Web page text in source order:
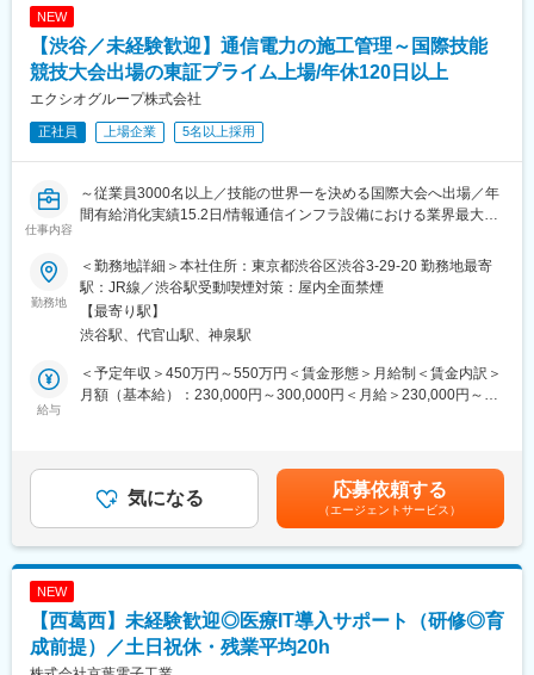
グループ会社やパートナー会社とのかかわりや大手ゼネコン様な
ど他社との関りで得たコミュニケーション力や、人とのつながり
は後々役立つことが多いです。
・安全・安心なICT社会の構築に向けて、ブロードバンドサービス
で、通信キャリアの全ての通信設備について、企画・設計から施
工・運用・保守までの一貫した質の高いサービスを全国規模で提
データセンタ、公的機関のサーバールームの構築等、重要ライフ
ラインの電力設備構築にも実績があります。
・資格取得制度も充実しておりますので、大型案件をこなし、経
験値を積み重ねることで難関資格の習得も可能です。自身が積算
に携わった建物が形となって地図上に載り、社会を支えるという
ご自身やご家族に誇れるキャリアを築いていただけると思いま
新入社員研修として導入研修・基礎研修・専門分野研修・2年目ス
テップアップ研修など研修体制が充実しており、技能研修や資格
取得の支援・通信教育制度など充実しております。
■当社について
ストップで行っております
NEW
【渋谷／未経験歓迎】通信電力の施工管理～国際技能
競技大会出場の東証プライム上場/年休120日以上
エクシオグループ株式会社
正社員 上場企業 5名以上採用
仕事内容
～従業員3000名以上／技能の世界一を決める国際大会へ出場／年
間有給消化実績15.2日/情報通信インフラ設備における業界最大手
■仕事内容
通信キャリアのネットワーク設備に電力供給する設備の施工管理
を担当頂きます。主にNTTグループの建物内の現場が中心です。
・工事資料作成
・現場作業指揮
・安全品質指示など
ご入社後はスキル・ご経験に合わせて、現場OJTにて社内ルール
捗や安全品質を管理し現場を統括する現場代理人やそれに準ずる
現場責任者を目指していただきます。
グループ会社やパートナー会社とのかかわりや大手ゼネコン様な
ど他社との関りで得たコミュニケーション力や、人とのつながり
は後々役立つことが多いです。
勤務地
＜勤務地詳細＞本社住所：東京都渋谷区渋谷3-29-20 勤務地最寄
駅：JR線／渋谷駅受動喫煙対策：屋内全面禁煙
【最寄り駅】
渋谷駅、代官山駅、神泉駅
給与
＜予定年収＞450万円～550万円＜賃金形態＞月給制＜賃金内訳＞
月額（基本給）：230,000円～300,000円＜月給＞230,000円～
歳/第一種電気工事士/６００万円35歳/１級電気工事施工管理技士/
７００万円賃金はあくまでも目安の金額であり、選考を通じて上
下する可能性があります。月給(月額)は固定手当を含めた表記で
す。
気になる 応募依頼する
（エージェントサービス）
NEW
【西葛西】未経験歓迎◎医療IT導入サポート（研修◎育
成前提）／土日祝休・残業平均20h